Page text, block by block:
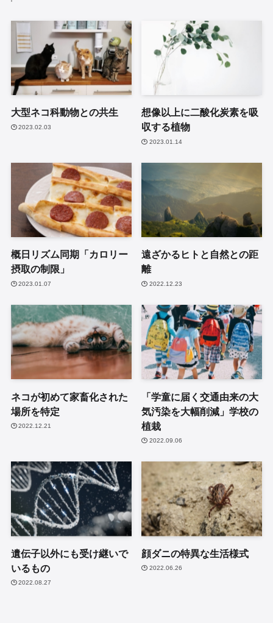
大型ネコ科動物との共生
2023.02.03
想像以上に二酸化炭素を吸
収する植物
2023.01.14
概日リズム同期「カロリー
摂取の制限」
2023.01.07
遠ざかるヒトと自然との距
離
2022.12.23
ネコが初めて家畜化された
場所を特定
2022.12.21
「学童に届く交通由来の大
気汚染を大幅削減」学校の
植栽
2022.09.06
遺伝子以外にも受け継いで
いるもの
2022.08.27
顔ダニの特異な生活様式
2022.06.26